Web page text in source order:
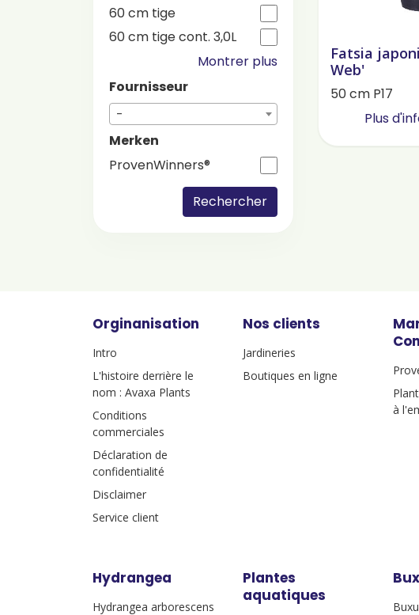
60 cm tige
60 cm tige cont. 3,0L
Montrer plus
Fournisseur
-
Merken
ProvenWinners®
Rechercher
Fatsia
Web'
50 cm P17
Plus
Orginanisation
Intro
L'histoire derrière le
nom : Avaxa Plants
Conditions
commerciales
Déclaration de
confidentialité
Disclaimer
Service client
Nos clients
Jardineries
Boutiques en ligne
à
Hydrangea
Hydrangea arborescens
Plantes
aquatiques